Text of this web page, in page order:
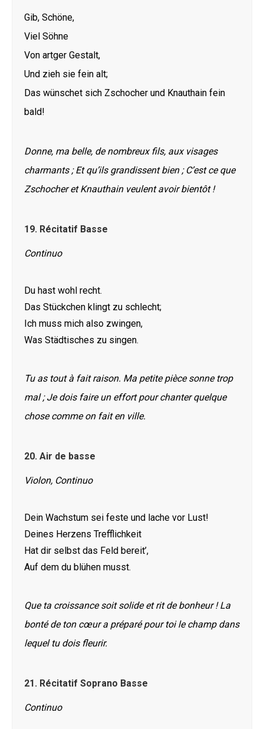
Gib, Schöne,
Viel Söhne
Von artger Gestalt,
Und zieh sie fein alt;
Das wünschet sich Zschocher und Knauthain fein
bald!
Donne, ma belle, de nombreux fils, aux visages
charmants ; Et qu’ils grandissent bien ; C’est ce que
Zschocher et Knauthain veulent avoir bientôt !
19. Récitatif Basse
Continuo
Du hast wohl recht.
Das Stückchen klingt zu schlecht;
Ich muss mich also zwingen,
Was Städtisches zu singen.
Tu as tout à fait raison. Ma petite pièce sonne trop
mal ; Je dois faire un effort pour chanter quelque
chose comme on fait en ville.
20. Air de basse
Violon, Continuo
Dein Wachstum sei feste und lache vor Lust!
Deines Herzens Trefflichkeit
Hat dir selbst das Feld bereit’,
Auf dem du blühen musst.
Que ta croissance soit solide et rit de bonheur ! La
bonté de ton cœur a préparé pour toi le champ dans
lequel tu dois fleurir.
21. Récitatif Soprano Basse
Continuo